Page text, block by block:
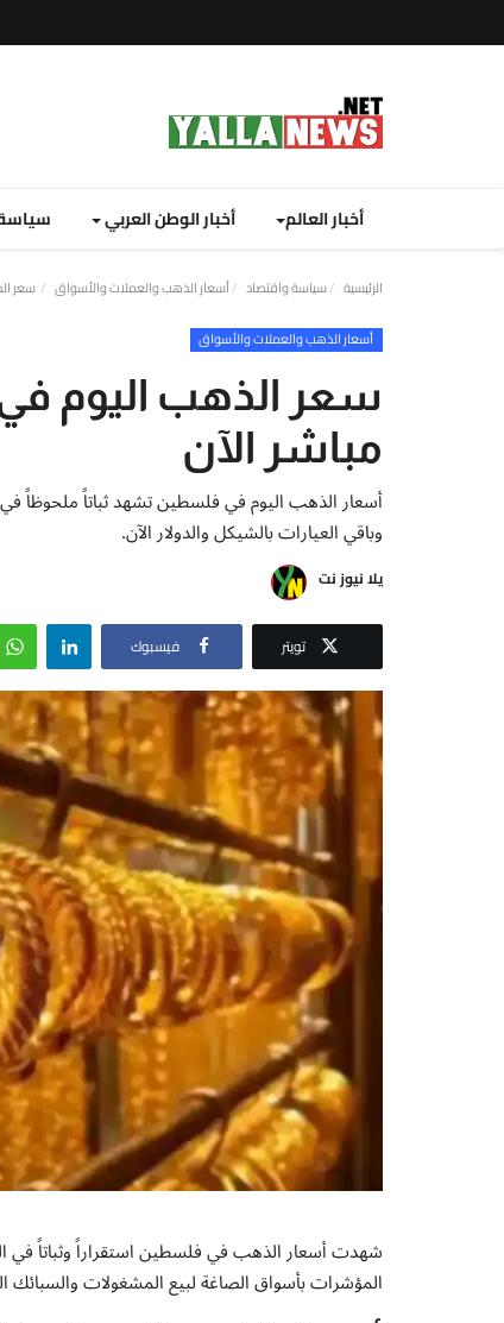
أخبار العالم أخبار الوطن العربي
الرئيسية سياسة واقتصاد أسعار الذهب والعملات والأسواق سعر
أسعار الذهب والعملات والأسواق
مباشر الآن
وباقي العيارات بالشيكل والدولار الآن.
يلا نيوز نت
تويتر فيسبوك
شهدت أسعار الذهب في فلسطين استقراراً وثباتاً في
المؤشرات بأسواق الصاغة لبيع المشغولات والسبائك